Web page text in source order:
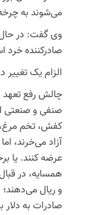
می‌شوند به
وی گفت: در
صادرکننده
الزام یک تغییر
چالش رفع تعهد
صنفی و صنعتی
کفش، تخم مرغ،
آزاد می‌خرند،
عرضه کنند. یا
همسایه، در
و ریال
صادرات به